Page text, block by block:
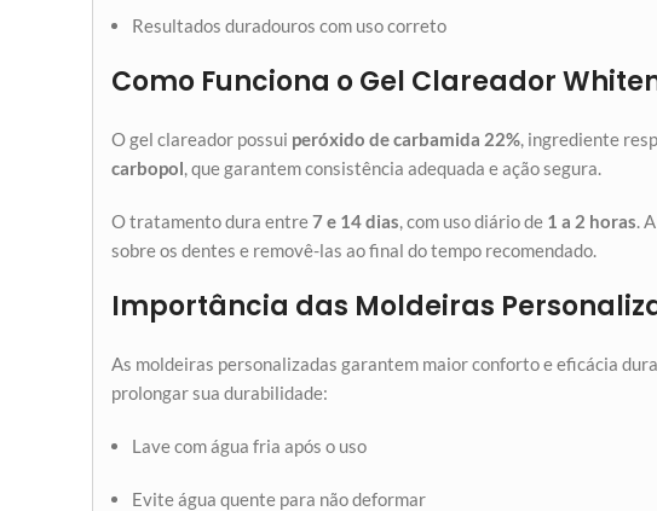
Resultados duradouros com uso correto
Como Funciona o Gel Clareador
O gel clareador possui peróxido de carbamida 22%, ingrediente
carbopol, que garantem consistência adequada e ação segura.
O tratamento dura entre7 e 14 dias, com uso diário de 1 a 2 horas.
sobre os dentes e removê-las ao final do tempo recomendado.
Importância das Moldeiras
As moldeiras personalizadas garantem maior conforto e eficácia
prolongar sua durabilidade:
Lave com água fria após o uso
Evite água quente para não deformar